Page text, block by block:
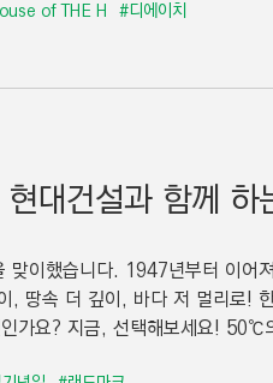
of THE H #디에이치
대건설과 함께
맞이했습니다. 1947년부터 이어
, 땅속 더 깊이, 바다 저 멀리로!
가요? 지금, 선택해보세요!